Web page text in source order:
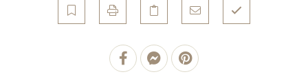
Többszörösen telítetlen zsírsav